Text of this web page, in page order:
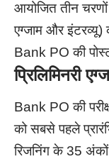
आयोजित तीन चरणों
एग्जाम और इंटरव्यू)
Bank PO की
प्रिलिमिनरी
Bank PO की
को सबसे पहले
रिजनिंग के 35 अंकों